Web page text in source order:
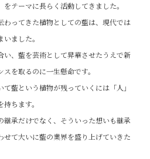
テーマに長らく活動してきました。
わってきた植物としての藍は、現代では
ました。
い、藍を芸術として昇華させたうえで新
を取るのに一生懸命です。
藍という植物が残っていくには「人」
ちます。
継承だけでなく、そういった想いも継承
せて大いに藍の業界を盛り上げていきた